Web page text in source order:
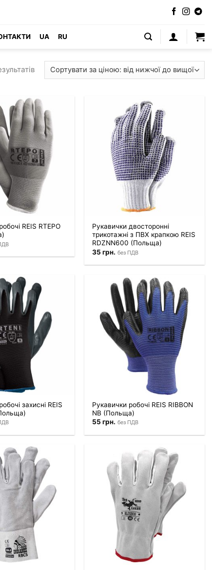
UA RU
Сортування
від
найнижчої
до
найвищої
REIS RTEPO
Рукавички двосторонні
трикотажні з ПВХ крапкою REIS
RDZNN600 (Польща)
35грн. без ПДВ
захисні REIS
Рукавички робочі REIS RIBBON
NB (Польща)
55грн. без ПДВ